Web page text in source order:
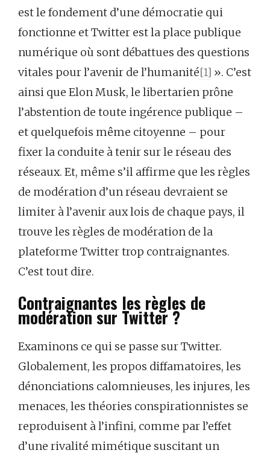
est le fondement d’une démocratie qui
fonctionne et Twitter est la place publique
numérique où sont débattues des questions
vitales pour l’avenir de l’humanité[1] ». C’est
ainsi que Elon Musk, le libertarien prône
l’abstention de toute ingérence publique –
et quelquefois même citoyenne – pour
fixer la conduite à tenir sur le réseau des
réseaux. Et, même s’il affirme que les règles
de modération d’un réseau devraient se
limiter à l’avenir aux lois de chaque pays, il
trouve les règles de modération de la
plateforme Twitter trop contraignantes.
C’est tout dire.
Contraignantes les règles de
modération sur Twitter ?
Examinons ce qui se passe sur Twitter.
Globalement, les propos diffamatoires, les
dénonciations calomnieuses, les injures, les
menaces, les théories conspirationnistes se
reproduisent à l’infini, comme par l’effet
d’une rivalité mimétique suscitant un